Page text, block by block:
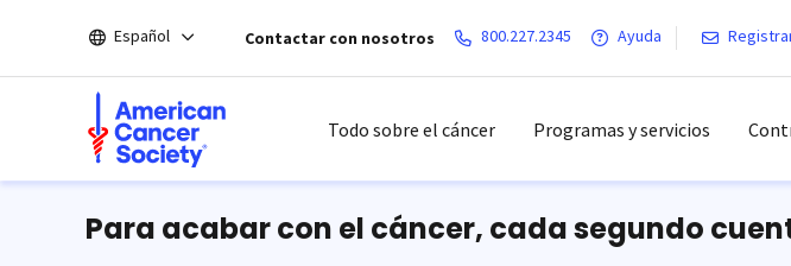
el
Español Contactar con nosotros 800.227.2345 Ayuda
Todo sobre el cáncer Programas y servicios
Para acabar con el cáncer, cada segundo